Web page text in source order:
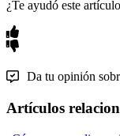
¿Te ayudó este
Da tu opinión
Artículos